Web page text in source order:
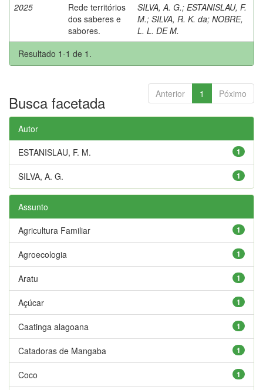
2025
Rede territórios
dos saberes e
sabores.
SILVA, A. G.; ESTANISLAU, F.
M.; SILVA, R. K. da; NOBRE,
L. L. DE M.
Resultado 1-1 de 1.
Anterior 1 Póximo
Busca facetada
Autor
1
ESTANISLAU, F. M.
1
SILVA, A. G.
Assunto
1
Agricultura Familiar
1
Agroecologia
1
Aratu
1
Açúcar
1
Caatinga alagoana
1
Catadoras de Mangaba
1
Coco